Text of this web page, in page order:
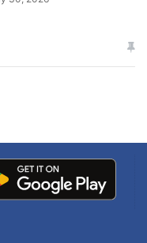
में धक्का… आरोपियों ने